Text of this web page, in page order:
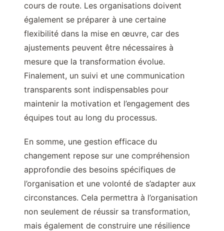
cours de route. Les organisations doivent
également se préparer à une certaine
flexibilité dans la mise en œuvre, car des
ajustements peuvent être nécessaires à
mesure que la transformation évolue.
Finalement, un suivi et une communication
transparents sont indispensables pour
maintenir la motivation et l’engagement des
équipes tout au long du processus.
En somme, une gestion efficace du
changement repose sur une compréhension
approfondie des besoins spécifiques de
l’organisation et une volonté de s’adapter aux
circonstances. Cela permettra à l’organisation
non seulement de réussir sa transformation,
mais également de construire une résilience